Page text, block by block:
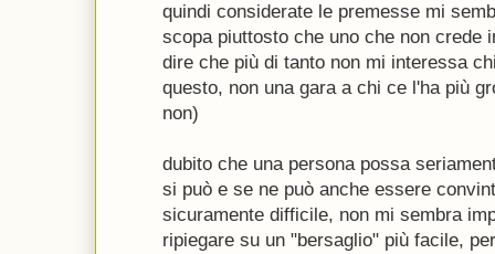
quindi considerate le premesse mi
scopa piuttosto che uno che non crede
dire che più di tanto non mi interessa
questo, non una gara a chi ce l'ha più
non)
dubito che una persona possa
si può e se ne può anche essere
sicuramente difficile, non mi sembra
ripiegare su un "bersaglio" più facile,